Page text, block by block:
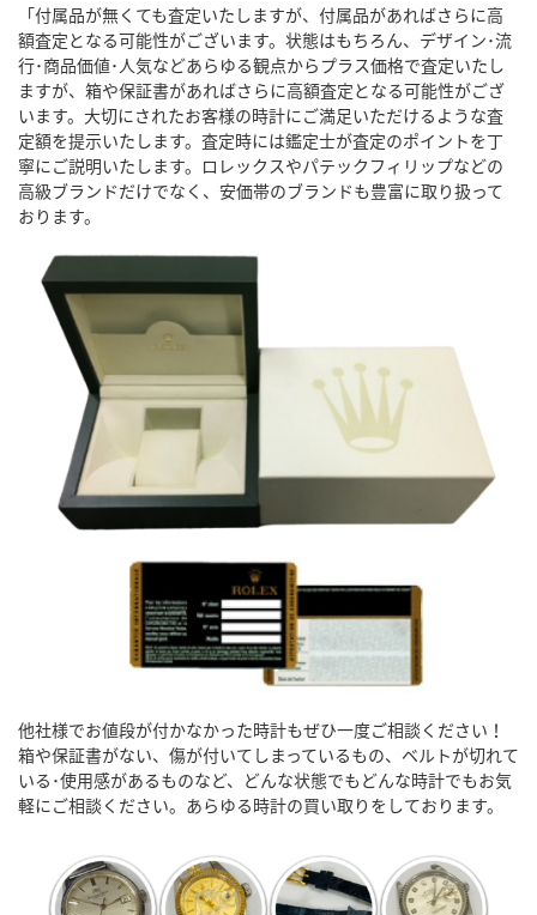
「付属品が無くても査定いたしますが、付属品があればさらに高
額査定となる可能性がございます。状態はもちろん、デザイン･流
行･商品価値･人気などあらゆる観点からプラス価格で査定いたし
ますが、箱や保証書があればさらに高額査定となる可能性がござ
います。大切にされたお客様の時計にご満足いただけるような査
定額を提示いたします。査定時には鑑定士が査定のポイントを丁
寧にご説明いたします。ロレックスやパテックフィリップなどの
高級ブランドだけでなく、安価帯のブランドも豊富に取り扱って
おります。
他社様でお値段が付かなかった時計もぜひ一度ご相談ください！
箱や保証書がない、傷が付いてしまっているもの、ベルトが切れて
いる･使用感があるものなど、どんな状態でもどんな時計でもお気
軽にご相談ください。あらゆる時計の買い取りをしております。